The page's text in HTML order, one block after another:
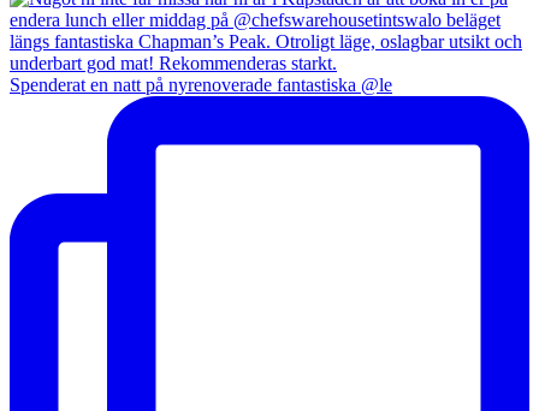
Spenderat en natt på nyrenoverade fantastiska @le